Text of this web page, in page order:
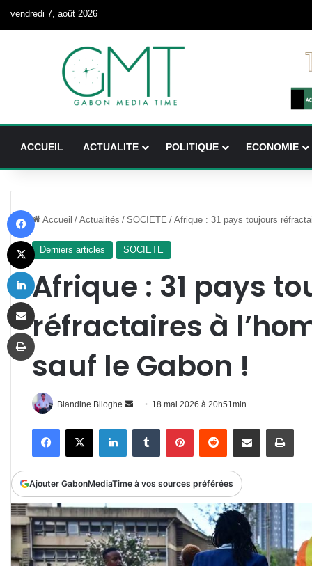
vendredi 7, août 2026
ACCUEIL ACTUALITE POLITIQUE ECONOMIE
Accueil / Actualités / SOCIETE / Afrique : 31 pays toujours
Derniers articles SOCIETE
Afrique : 31 pays
réfractaires à
sauf le Gabon !
Blandine Biloghe
Envoyer
courriel
18 mai 2026 à 20h51min
FacebookX LinkedinTumblr PinterestReddit Partager par email
Ajouter GabonMediaTime à vos sources préférées
X
Imprimer